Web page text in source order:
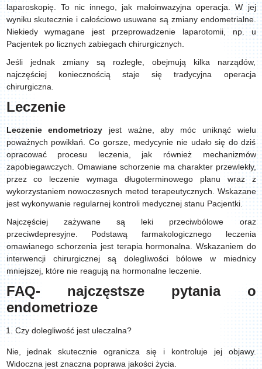
laparoskopię. To nic innego, jak małoinwazyjna operacja. W jej
wyniku skutecznie i całościowo usuwane są zmiany endometrialne.
Niekiedy wymagane jest przeprowadzenie laparotomii, np. u
Pacjentek po licznych zabiegach chirurgicznych.
Jeśli jednak zmiany są rozległe, obejmują kilka narządów,
najczęściej koniecznością staje się tradycyjna operacja
chirurgiczna.
Leczenie
Leczenie endometriozy jest ważne, aby móc uniknąć wielu
poważnych powikłań. Co gorsze, medycynie nie udało się do dziś
opracować procesu leczenia, jak również mechanizmów
zapobiegawczych. Omawiane schorzenie ma charakter przewlekły,
przez co leczenie wymaga długoterminowego planu wraz z
wykorzystaniem nowoczesnych metod terapeutycznych. Wskazane
jest wykonywanie regularnej kontroli medycznej stanu Pacjentki.
Najczęściej zażywane są leki przeciwbólowe oraz
przeciwdepresyjne. Podstawą farmakologicznego leczenia
omawianego schorzenia jest terapia hormonalna. Wskazaniem do
interwencji chirurgicznej są dolegliwości bólowe w miednicy
mniejszej, które nie reagują na hormonalne leczenie.
FAQ- najczęstsze pytania o
endometrioze
Czy dolegliwość jest uleczalna?
Nie, jednak skutecznie ogranicza się i kontroluje jej objawy.
Widoczna jest znaczna poprawa jakości życia.